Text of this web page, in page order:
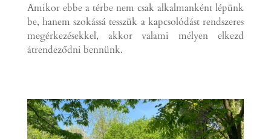
Amikor ebbe a térbe nem csak alkalmanként lépünk
be, hanem szokássá tesszük a kapcsolódást rendszeres
megérkezésekkel, akkor valami mélyen elkezd
átrendeződni bennünk.